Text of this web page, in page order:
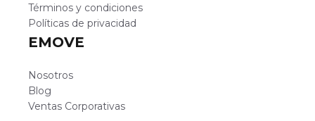
Términos y condiciones
Políticas de privacidad
EMOVE
Nosotros
Blog
Ventas Corporativas